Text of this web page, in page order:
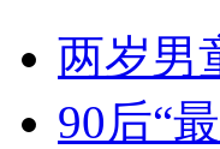
山西运城恶犬咬伤
两岁男
90后“